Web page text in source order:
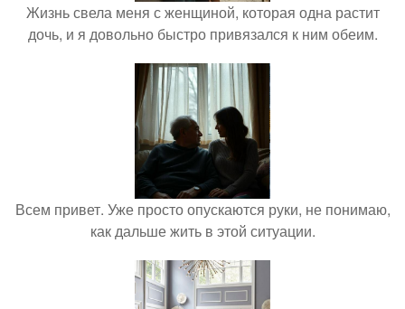
Жизнь свела меня с женщиной, которая одна растит
дочь, и я довольно быстро привязался к ним обеим.
Всем привет. Уже просто опускаются руки, не понимаю,
как дальше жить в этой ситуации.